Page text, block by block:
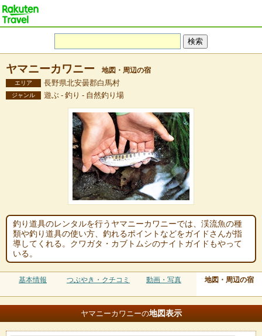
ヤマニーカワニー 地図・周辺の宿
エリア 長野県北安曇郡白馬村
ジャンル 遊ぶ - 釣り - 自然釣り場
釣り道具のレンタルを行うヤマニーカワニーでは、渓流魚の種
類や釣り道具の使い方、釣れるポイントなどをガイドさんが指
導してくれる。クワガタ・カブトムシのナイトガイドもやって
いる。
基本情報 つぶやき・クチコミ 動画・写真 地図・周辺の宿
ヤマニーカワニーの地図表示